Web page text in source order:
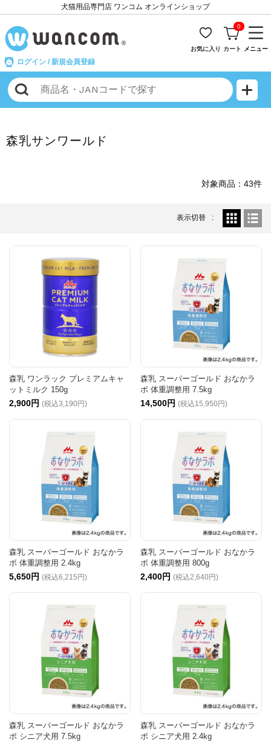
犬猫用品専門店 ワンコム オンラインショップ
ログイン / 新規会員登録
お気に入り
0
カート メニュー
森乳サンワールド
対象商品：43件
表示切替
森乳 ワンラック プレミアムキャ
ットミルク 150g
2,900円 (税込3,190円)
森乳 スーパーゴールド おなかラ
ボ 体重調整用 7.5kg
14,500円 (税込15,950円)
森乳 スーパーゴールド おなかラ
ボ 体重調整用 2.4kg
5,650円 (税込6,215円)
森乳 スーパーゴールド おなかラ
ボ 体重調整用 800g
2,400円 (税込2,640円)
森乳 スーパーゴールド おなかラ
ボ シニア犬用 7.5kg
森乳 スーパーゴールド おなかラ
ボ シニア犬用 2.4kg